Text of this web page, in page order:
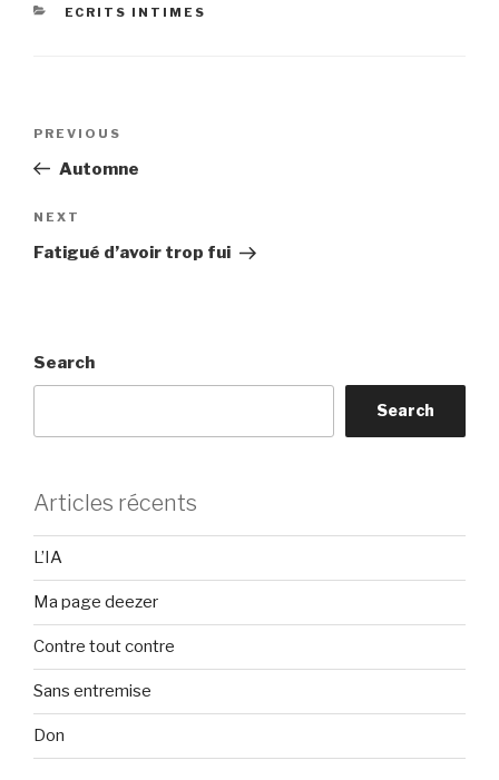
CATEGORIES
ECRITS INTIMES
Previous
Post
PREVIOUS
Automne
Next
Post
NEXT
Fatigué d’avoir trop fui
Search
Search
Articles récents
L’IA
Ma page deezer
Contre tout contre
Sans entremise
Don